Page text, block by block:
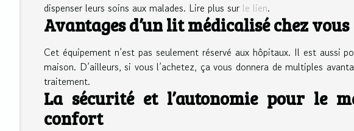
dispenser leurs soins aux malades. Lire plus sur le lien.
Avantages d’un lit médicalisé chez vous
Cet équipement n’est pas seulement réservé aux hôpitaux. Il est aussi
maison. D’ailleurs, si vous l’achetez, ça vous donnera de multiples
traitement.
La sécurité et l’autonomie pour le
confort